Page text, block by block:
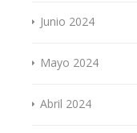
Junio 2024
Mayo 2024
Abril 2024